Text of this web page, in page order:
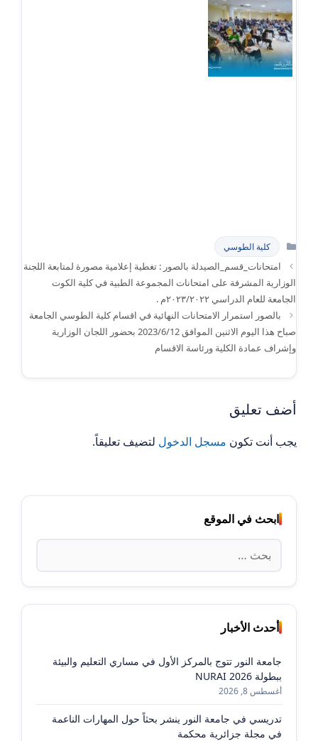
التصنيفات
كلية الطوسي
امتحانات_قسم_الصيدلة بالصور : تغطية إعلامية مصورة لمتابعة اللجنة
الوزارية المشرفة على امتحانات المجموعة الطبية في كلية الكوت
الجامعة للعام الدراسي ٢٠٢٣/٢٠٢٢م .
بالصور استمرار الامتحانات النهائية في اقسام كلية الطوسي الجامعة
صباح هذا اليوم الاثنين الموافق 2023/6/12 بحضور اللجان الوزارية
وإشراف عمادة الكلية ورئاسة الاقسام
أضف تعليق
يجب أنت تكون مسجل الدخول لتضيف تعليقاً.
ابحث في الموقع
البحث
عن:
أحدث الأخبار
جامعة النور تتوج بالمركز الأول في مساري التعليم والبيئة
ببطولة NURAI 2026
أغسطس 8, 2026
تدريسي في جامعة النور ينشر بحثاً حول المهارات الناعمة
في مجلة جزائرية محكمة